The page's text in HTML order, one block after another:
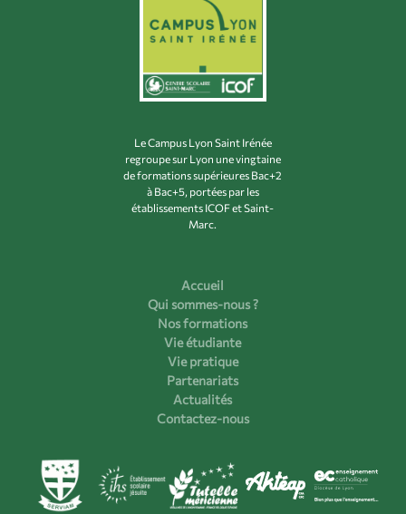
Le Campus Lyon Saint Irénée
regroupe sur Lyon une vingtaine
de formations supérieures Bac+2
à Bac+5, portées par les
établissements ICOF et Saint-
Marc.
Accueil
Qui sommes-nous ?
Nos formations
Vie étudiante
Vie pratique
Partenariats
Actualités
Contactez-nous